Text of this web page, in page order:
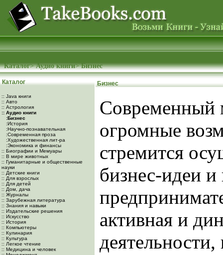
Каталог>Аудио книги>Бизнес
Каталог
:: Java книги
:: Авто
:: Астрология
:: Аудио книги
:Бизнес
:История
:Научно-познавательная
:Современная проза
:Художественная лит-ра
:Экономика и финансы
:: Биографии и Мемуары
:: В мире животных
:: Гуманитарные и общественные
науки
:: Детские книги
:: Для взрослых
:: Для детей
:: Дом, дача
:: Журналы
:: Зарубежная литература
:: Знания и навыки
:: Издательские решения
:: Искусство
:: История
:: Компьютеры
:: Кулинария
:: Культура
:: Легкое чтение
:: Медицина и человек
Бизнес
Современный
огромные
стремится
бизнес-идеи и
активная и
деятельности,